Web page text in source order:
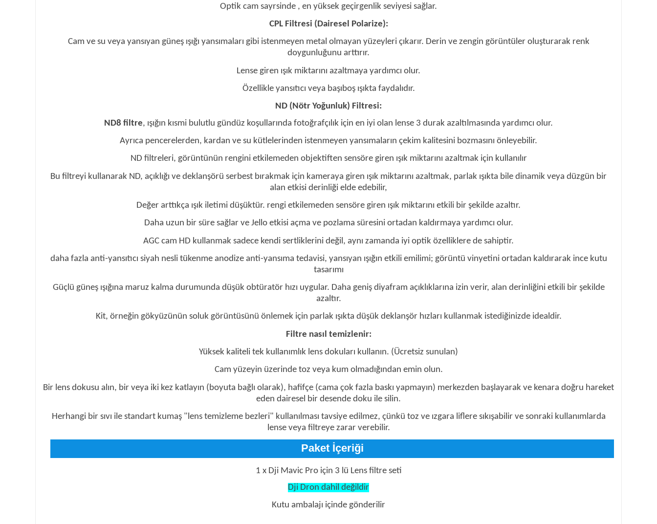
Optik cam sayrsinde , en yüksek geçirgenlik seviyesi sağlar.
CPL Filtresi (Dairesel Polarize):
Cam ve su veya yansıyan güneş ışığı yansımaları gibi istenmeyen metal olmayan yüzeyleri çıkarır. Derin ve zengin görüntüler oluşturarak renk
doygunluğunu arttırır.
Lense giren ışık miktarını azaltmaya yardımcı olur.
Özellikle yansıtıcı veya başıboş ışıkta faydalıdır.
ND (Nötr Yoğunluk) Filtresi:
ND8 filtre, ışığın kısmi bulutlu gündüz koşullarında fotoğrafçılık için en iyi olan lense 3 durak azaltılmasında yardımcı olur.
Ayrıca pencerelerden, kardan ve su kütlelerinden istenmeyen yansımaların çekim kalitesini bozmasını önleyebilir.
ND filtreleri, görüntünün rengini etkilemeden objektiften sensöre giren ışık miktarını azaltmak için kullanılır
Bu filtreyi kullanarak ND, açıklığı ve deklanşörü serbest bırakmak için kameraya giren ışık miktarını azaltmak, parlak ışıkta bile dinamik veya düzgün bir
alan etkisi derinliği elde edebilir,
Değer arttıkça ışık iletimi düşüktür. rengi etkilemeden sensöre giren ışık miktarını etkili bir şekilde azaltır.
Daha uzun bir süre sağlar ve Jello etkisi açma ve pozlama süresini ortadan kaldırmaya yardımcı olur.
AGC cam HD kullanmak sadece kendi sertliklerini değil, aynı zamanda iyi optik özelliklere de sahiptir.
daha fazla anti-yansıtıcı siyah nesli tükenme anodize anti-yansıma tedavisi, yansıyan ışığın etkili emilimi; görüntü vinyetini ortadan kaldırarak ince kutu
tasarımı
Güçlü güneş ışığına maruz kalma durumunda düşük obtüratör hızı uygular. Daha geniş diyafram açıklıklarına izin verir, alan derinliğini etkili bir şekilde
azaltır.
Kit, örneğin gökyüzünün soluk görüntüsünü önlemek için parlak ışıkta düşük deklanşör hızları kullanmak istediğinizde idealdir.
Filtre nasıl temizlenir:
Yüksek kaliteli tek kullanımlık lens dokuları kullanın. (Ücretsiz sunulan)
Cam yüzeyin üzerinde toz veya kum olmadığından emin olun.
Bir lens dokusu alın, bir veya iki kez katlayın (boyuta bağlı olarak), hafifçe (cama çok fazla baskı yapmayın) merkezden başlayarak ve kenara doğru hareket
eden dairesel bir desende doku ile silin.
Herhangi bir sıvı ile standart kumaş "lens temizleme bezleri" kullanılması tavsiye edilmez, çünkü toz ve ızgara liflere sıkışabilir ve sonraki kullanımlarda
lense veya filtreye zarar verebilir.
Paket İçeriği
1 x Dji Mavic Pro için 3 lü Lens filtre seti
Dji Dron dahil değildir
Kutu ambalajı içinde gönderilir